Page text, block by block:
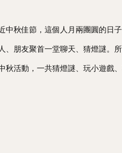
中秋佳節，這個人月兩團圓的日
、朋友聚首一堂聊天、猜燈謎。
秋活動，一共猜燈謎、玩小遊戲、